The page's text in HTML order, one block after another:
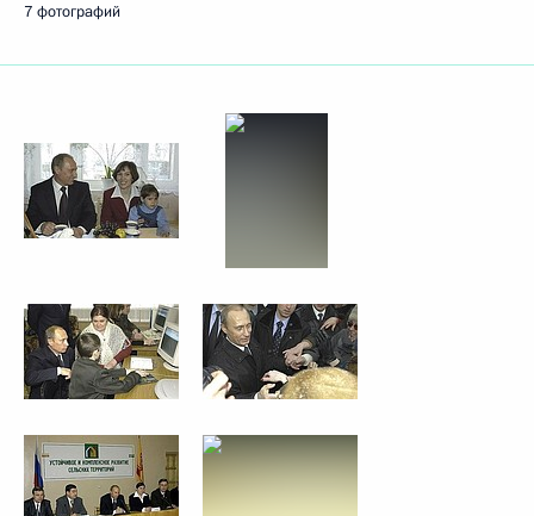
7 фотографий